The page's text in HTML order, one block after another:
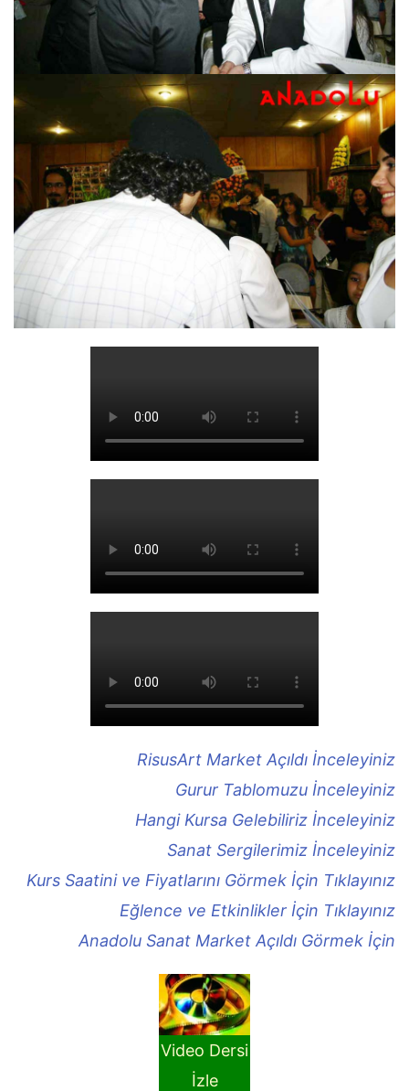
RisusArt Market Açıldı İnceleyiniz
Gurur Tablomuzu İnceleyiniz
Hangi Kursa Gelebiliriz İnceleyiniz
Sanat Sergilerimiz İnceleyiniz
Kurs Saatini ve Fiyatlarını Görmek İçin Tıklayınız
Eğlence ve Etkinlikler İçin Tıklayınız
Anadolu Sanat Market Açıldı Görmek İçin
Video Dersi
İzle